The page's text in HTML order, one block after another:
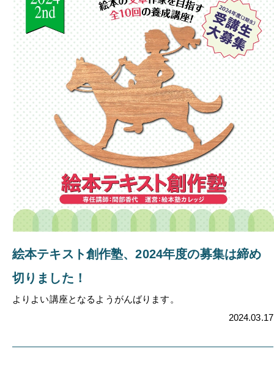
絵本テキスト創作塾、2024年度の募集は締め
切りました！
よりよい講座となるようがんばります。
2024.03.17